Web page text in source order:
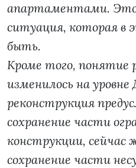
апартаментами. Это
ситуация, которая в
быть.
Кроме того, понятие
изменилось на
реконструкция
сохранение части
конструкции, сейчас
сохранение части